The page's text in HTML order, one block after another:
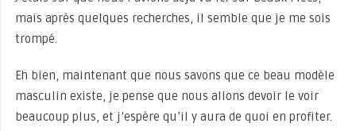
mais après quelques recherches, il semble que je me sois
trompé.
Eh bien, maintenant que nous savons que ce beau modèle
masculin existe, je pense que nous allons devoir le voir
beaucoup plus, et j’espère qu’il y aura de quoi en profiter.